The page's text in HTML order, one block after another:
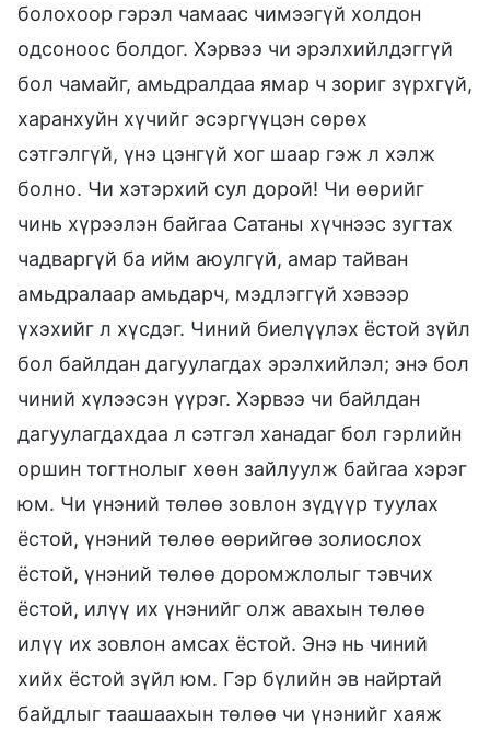
болохоор гэрэл чамаас чимээгүй холдон
одсоноос болдог. Хэрвээ чи эрэлхийлдэггүй
бол чамайг, амьдралдаа ямар ч зориг зүрхгүй,
харанхуйн хүчийг эсэргүүцэн сөрөх
сэтгэлгүй, үнэ цэнгүй хог шаар гэж л хэлж
болно. Чи хэтэрхий сул дорой! Чи өөрийг
чинь хүрээлэн байгаа Сатаны хүчнээс зугтах
чадваргүй ба ийм аюулгүй, амар тайван
амьдралаар амьдарч, мэдлэггүй хэвээр
үхэхийг л хүсдэг. Чиний биелүүлэх ёстой зүйл
бол байлдан дагуулагдах эрэлхийлэл; энэ бол
чиний хүлээсэн үүрэг. Хэрвээ чи байлдан
дагуулагдахдаа л сэтгэл ханадаг бол гэрлийн
оршин тогтнолыг хөөн зайлуулж байгаа хэрэг
юм. Чи үнэний төлөө зовлон зүдүүр туулах
ёстой, үнэний төлөө өөрийгөө золиослох
ёстой, үнэний төлөө доромжлолыг тэвчих
ёстой, илүү их үнэнийг олж авахын төлөө
илүү их зовлон амсах ёстой. Энэ нь чиний
хийх ёстой зүйл юм. Гэр бүлийн эв найртай
байдлыг таашаахын төлөө чи үнэнийг хаяж